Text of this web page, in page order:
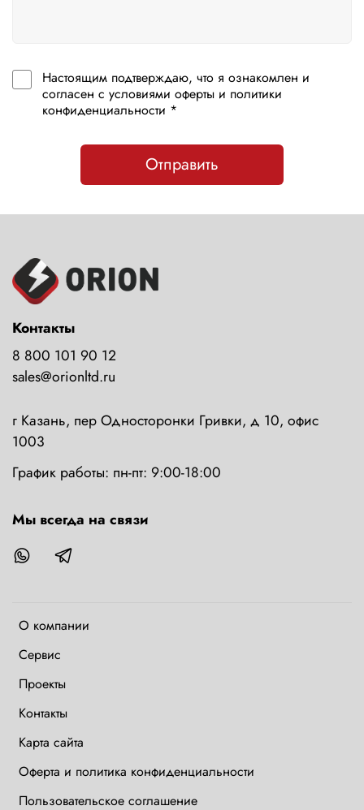
Настоящим подтверждаю, что я ознакомлен и
согласен с условиями оферты и политики
конфиденциальности *
Отправить
О компании
Сервис
Проекты
Контакты
Карта сайта
Оферта и политика конфиденциальности
Пользовательское соглашение
Контакты
8 800 101 90 12
sales@orionltd.ru
г Казань, пер Односторонки Гривки, д 10, офис
1003
График работы: пн-пт: 9:00-18:00
Мы всегда на связи